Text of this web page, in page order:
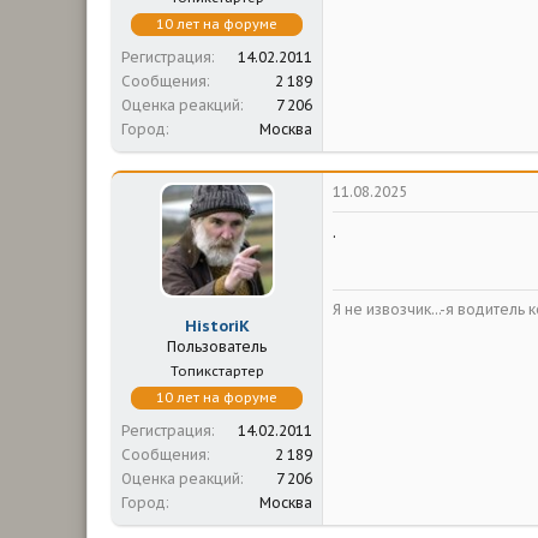
10 лет на форуме
Регистрация
14.02.2011
Сообщения
2 189
Оценка реакций
7 206
Город
Москва
HistoriK
Пользователь
Топикстартер
10 лет на форуме
Регистрация
14.02.2011
Сообщения
2 189
Оценка реакций
7 206
Город
Москва
11.08.2025
.
Я не извозчик...-я водитель